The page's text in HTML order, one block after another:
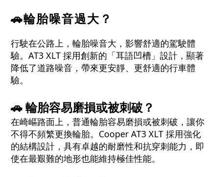
🚗輪胎噪音過大？
行駛在公路上，輪胎噪音大，影響舒適的駕駛體
驗。AT3 XLT 採用創新的「耳語凹槽」設計，顯著
降低了道路噪音，帶來更安靜、更舒適的行車體
驗。
🚗 輪胎容易磨損或被刺破？
在崎嶇路面上，普通輪胎容易磨損或被刺破，讓你
不得不頻繁更換輪胎。Cooper AT3 XLT 採用強化
的結構設計，具有卓越的耐磨性和抗穿刺能力，即
使在最艱難的地形也能維持極佳性能。